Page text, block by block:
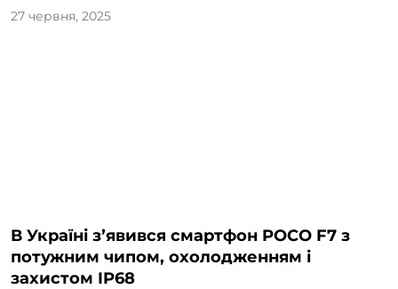
27 червня, 2025
В Україні зʼявився смартфон POCO F7 з
потужним чипом, охолодженням і
захистом IP68